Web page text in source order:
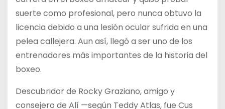
suerte como profesional, pero nunca obtuvo la
licencia debido a una lesión ocular sufrida en una
pelea callejera. Aun así, llegó a ser uno de los
entrenadores más importantes de la historia del
boxeo.
Descubridor de Rocky Graziano, amigo y
consejero de Alí —según Teddy Atlas, fue Cus